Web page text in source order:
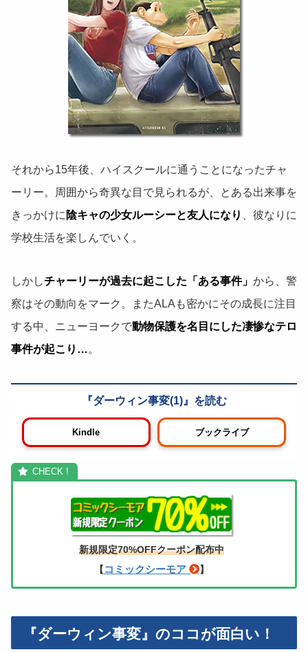
それから15年後、ハイスクールに通うことになったチャ
ーリー。周囲から奇異な目で見られるが、とある出来事を
きっかけに 陰キャの少女ルーシーと友人になり
、彼なりに
学校生活を楽しんでいく。
しかしチャーリーが過去に起こした「ある事件」 から、警
察はその動向をマーク。またALAも密かにその成長に注目
する中、ニューヨークで動物保護を名目にした凄惨なテロ
事件が起こり…。
ダーウィン事変(1)
Kindle ブックライブ
新規限定70%OFFクーポン配布中
【 コミックシーモア 】
『ダーウィン事変』のココが面白い！